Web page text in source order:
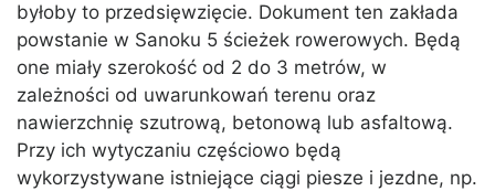
byłoby to przedsięwzięcie. Dokument ten zakłada
powstanie w Sanoku 5 ścieżek rowerowych. Będą
one miały szerokość od 2 do 3 metrów, w
zależności od uwarunkowań terenu oraz
nawierzchnię szutrową, betonową lub asfaltową.
Przy ich wytyczaniu częściowo będą
wykorzystywane istniejące ciągi piesze i jezdne, np.